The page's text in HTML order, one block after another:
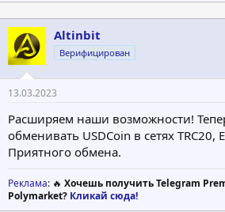
Altinbit
Верифицирован
13.03.2023
Расширяем наши возможности!
обменивать USDCoin в сетях TRC20,
Приятного обмена.
Реклама: 🔥 Хочешь получить Telegram
Polymarket? Кликай сюда!